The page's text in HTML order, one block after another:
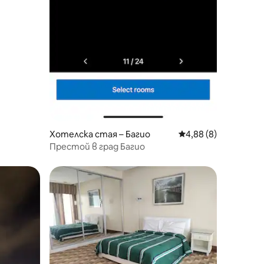
Хотелска стая – Багио Средна оценка:
4,88 (8)
Престой в град Багио